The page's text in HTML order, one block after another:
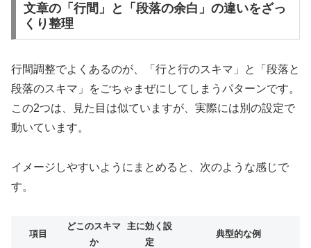
文章の「行間」と「段落の余白」の違いをざっ
くり整理
行間調整でよくあるのが、「行と行のスキマ」と「段落と
段落のスキマ」をごちゃまぜにしてしまうパターンです。
この2つは、見た目は似ていますが、実際には別の設定で
動いています。
イメージしやすいようにまとめると、次のような感じで
す。
項目
どこのスキマ
か
主に効く設
定
典型的な例